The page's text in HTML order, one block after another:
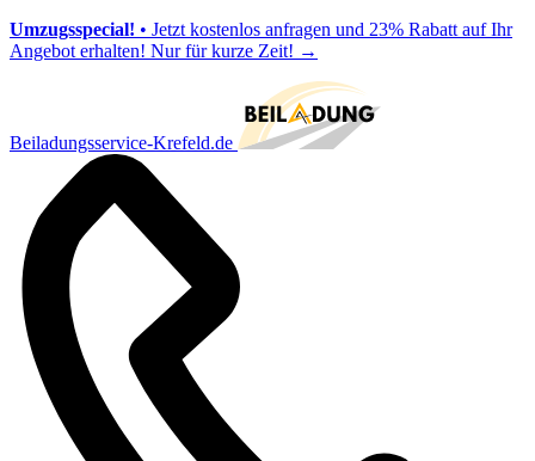
Umzugsspecial! • Jetzt kostenlos anfragen und 23% Rabatt auf Ihr
Angebot erhalten! Nur für kurze Zeit! →
Beiladungsservice-Krefeld.de